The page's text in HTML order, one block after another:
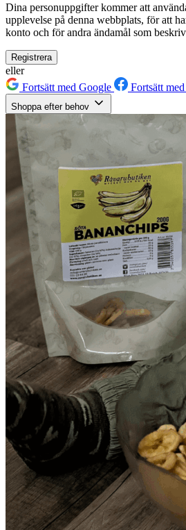
Dina personuppgifter kommer att
upplevelse på denna webbplats, för att
konto och för andra ändamål som
Registrera
eller
Fortsätt med Google
Fortsätt
Shoppa efter behov